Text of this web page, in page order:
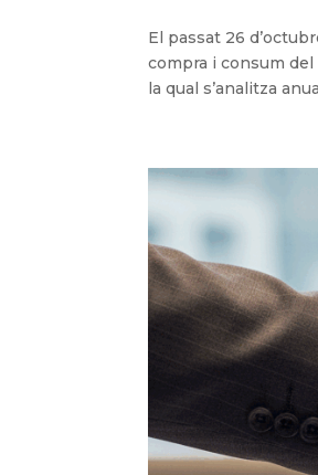
El passat 26
compra i consum
la qual s’analitza